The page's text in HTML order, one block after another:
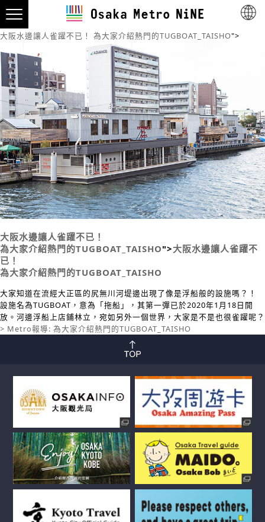
大阪水邊讓人雀躍不已！ 為大家介紹熱門的TUGBOAT_TAISHO">
大阪水邊讓人雀躍不已！
為大家介紹熱門的TUGBOAT_TAISHO">大阪水邊讓人雀躍不
已！
為大家介紹熱門的TUGBOAT_TAISHO
大家知道在流經大正區的尻無川河堤邊出現了像是浮船般的設施嗎？！
設施名為TUGBOAT，意為「拖船」，其第一彈已於2020年1月18日開
放。河邊浮船上店鋪林立，宛如另外一個世界，大家是不是也很雀躍呢？
> Metro報導: 為大家介紹熱門的TUGBOAT_TAISHO